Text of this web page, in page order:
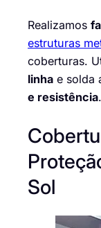
Realizamos
estruturas
coberturas.
linha e solda
e resistência.
Sol